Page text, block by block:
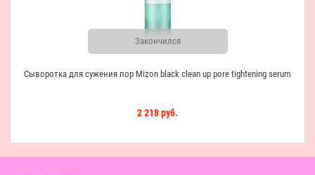
Закончился
Сыворотка для сужения пор Mizon black clean up pore tightening serum
2 218 руб.